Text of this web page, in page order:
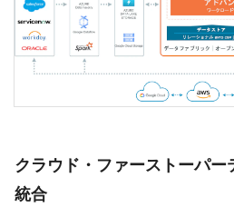
クラウド・ファーストーパ
統合